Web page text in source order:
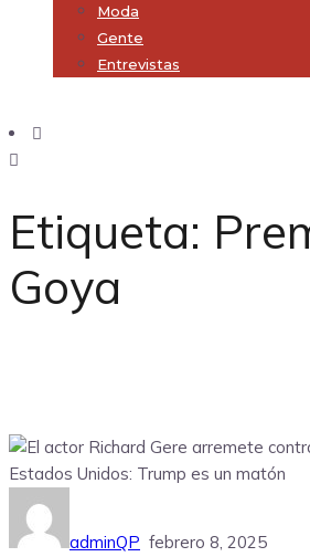
Moda
Gente
Entrevistas
Etiqueta:
Goya
adminQP febrero 8, 2025